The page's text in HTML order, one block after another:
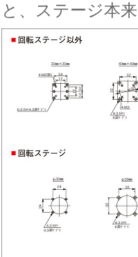
と、ステージ本